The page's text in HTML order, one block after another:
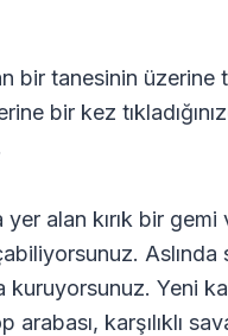
tanesinin üzerine
bir kez
alan kırık bir gemi
kuruyorsunuz. Yeni
karşılıklı